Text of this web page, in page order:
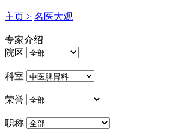
主页 > 名医大观
专家介绍
院区
科室
荣誉
职称